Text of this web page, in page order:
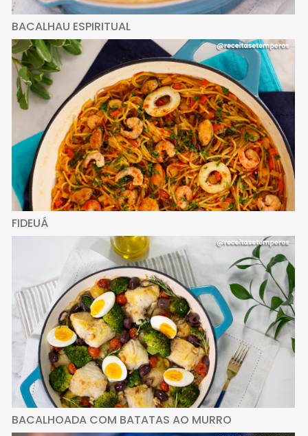
BACALHAU ESPIRITUAL
FIDEUÁ
BACALHOADA COM BATATAS AO MURRO